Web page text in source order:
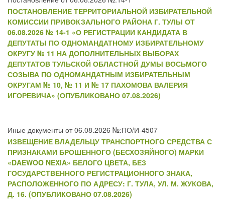
ПОСТАНОВЛЕНИЕ ТЕРРИТОРИАЛЬНОЙ ИЗБИРАТЕЛЬНОЙ
КОМИССИИ ПРИВОКЗАЛЬНОГО РАЙОНА Г. ТУЛЫ ОТ
06.08.2026 № 14-1 «О РЕГИСТРАЦИИ КАНДИДАТА В
ДЕПУТАТЫ ПО ОДНОМАНДАТНОМУ ИЗБИРАТЕЛЬНОМУ
ОКРУГУ № 11 НА ДОПОЛНИТЕЛЬНЫХ ВЫБОРАХ
ДЕПУТАТОВ ТУЛЬСКОЙ ОБЛАСТНОЙ ДУМЫ ВОСЬМОГО
СОЗЫВА ПО ОДНОМАНДАТНЫМ ИЗБИРАТЕЛЬНЫМ
ОКРУГАМ № 10, № 11 И № 17 ПАХОМОВА ВАЛЕРИЯ
ИГОРЕВИЧА» (ОПУБЛИКОВАНО 07.08.2026)
Иные документы от 06.08.2026 №:ПО/И-4507
ИЗВЕЩЕНИЕ ВЛАДЕЛЬЦУ ТРАНСПОРТНОГО СРЕДСТВА С
ПРИЗНАКАМИ БРОШЕННОГО (БЕСХОЗЯЙНОГО) МАРКИ
«DAEWOO NEXIA» БЕЛОГО ЦВЕТА, БЕЗ
ГОСУДАРСТВЕННОГО РЕГИСТРАЦИОННОГО ЗНАКА,
РАСПОЛОЖЕННОГО ПО АДРЕСУ: Г. ТУЛА, УЛ. М. ЖУКОВА,
Д. 16. (ОПУБЛИКОВАНО 07.08.2026)